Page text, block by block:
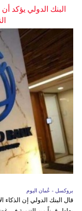
البنك الدولي يؤكد
بروكسل - عُمان اليوم
قال البنك الدولي إن